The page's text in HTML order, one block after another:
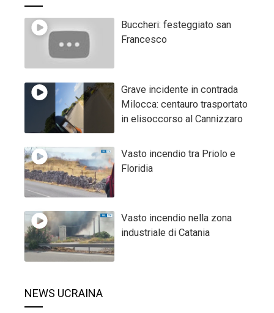
Buccheri: festeggiato san
Francesco
Grave incidente in contrada
Milocca: centauro trasportato
in elisoccorso al Cannizzaro
Vasto incendio tra Priolo e
Floridia
Vasto incendio nella zona
industriale di Catania
NEWS UCRAINA